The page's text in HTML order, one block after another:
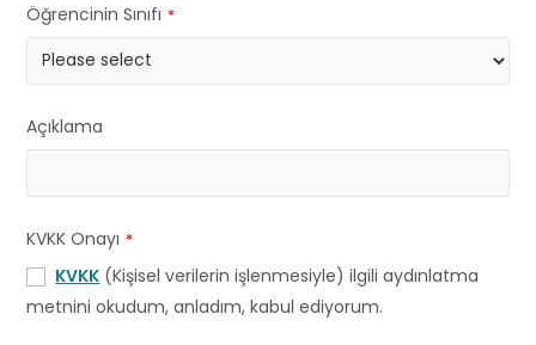
Öğrencinin Sınıfı *
Açıklama
KVKK Onayı *
KVKK (Kişisel verilerin işlenmesiyle) ilgili aydınlatma
metnini okudum, anladım, kabul ediyorum.